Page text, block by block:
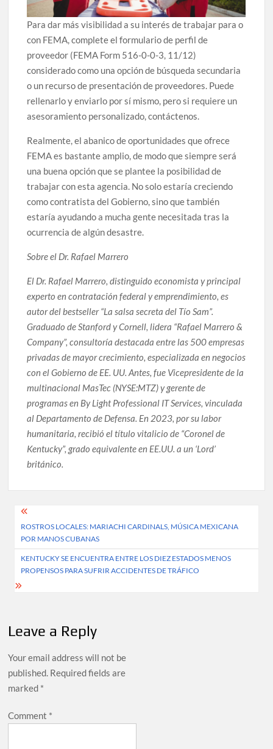
Para dar más visibilidad a su interés de trabajar para o
con FEMA, complete el formulario de perfil de
proveedor (FEMA Form 516-0-0-3, 11/12)
considerado como una opción de búsqueda secundaria
o un recurso de presentación de proveedores. Puede
rellenarlo y enviarlo por sí mismo, pero si requiere un
asesoramiento personalizado, contáctenos.
Realmente, el abanico de oportunidades que ofrece
FEMA es bastante amplio, de modo que siempre será
una buena opción que se plantee la posibilidad de
trabajar con esta agencia. No solo estaría creciendo
como contratista del Gobierno, sino que también
estaría ayudando a mucha gente necesitada tras la
ocurrencia de algún desastre.
Sobre el Dr. Rafael Marrero
El Dr. Rafael Marrero, distinguido economista y principal
experto en contratación federal y emprendimiento, es
autor del bestseller “La salsa secreta del Tío Sam”.
Graduado de Stanford y Cornell, lidera “Rafael Marrero &
Company”, consultoría destacada entre las 500 empresas
privadas de mayor crecimiento, especializada en negocios
con el Gobierno de EE. UU. Antes, fue Vicepresidente de la
multinacional MasTec (NYSE:MTZ) y gerente de
programas en By Light Professional IT Services, vinculada
al Departamento de Defensa. En 2023, por su labor
humanitaria, recibió el título vitalicio de “Coronel de
Kentucky”, grado equivalente en EE.UU. a un ‘Lord’
británico.
Post
navigation
ROSTROS LOCALES: MARIACHI CARDINALS, MÚSICA MEXICANA
POR MANOS CUBANAS
KENTUCKY SE ENCUENTRA ENTRE LOS DIEZ ESTADOS MENOS
PROPENSOS PARA SUFRIR ACCIDENTES DE TRÁFICO
Leave a Reply
Your email address will not be
published. Required fields are
marked *
Comment *